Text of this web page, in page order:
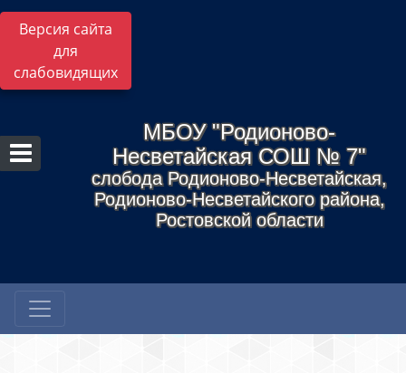
Версия сайта
для
слабовидящих
МБОУ "Родионово-
Несветайская СОШ № 7"
слобода Родионово-Несветайская,
Родионово-Несветайского района,
Ростовской области